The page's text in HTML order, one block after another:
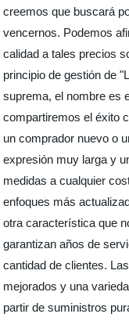
creemos que buscará
vencernos. Podemos
calidad a tales precios
principio de gestión de
suprema, el nombre es
compartiremos el éxito
un comprador nuevo o
expresión muy larga y
medidas a cualquier
enfoques más
otra característica que
garantizan años de
cantidad de clientes.
mejorados y una
partir de suministros